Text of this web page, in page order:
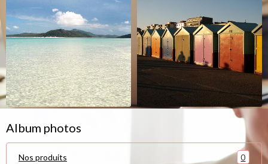
Album photos
Nos produits 0